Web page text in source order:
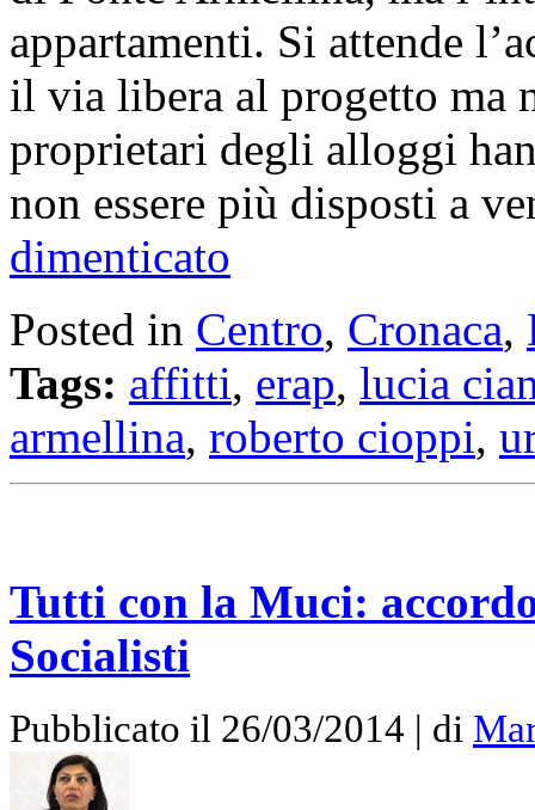
appartamenti. Si attende
il via libera al progetto ma
proprietari degli alloggi
non essere più disposti a
dimenticato
Posted in Centro, Cronaca,
Tags: affitti, erap, lucia
armellina, roberto cioppi,
Tutti con la Muci:
Socialisti
Pubblicato il 26/03/2014 | di